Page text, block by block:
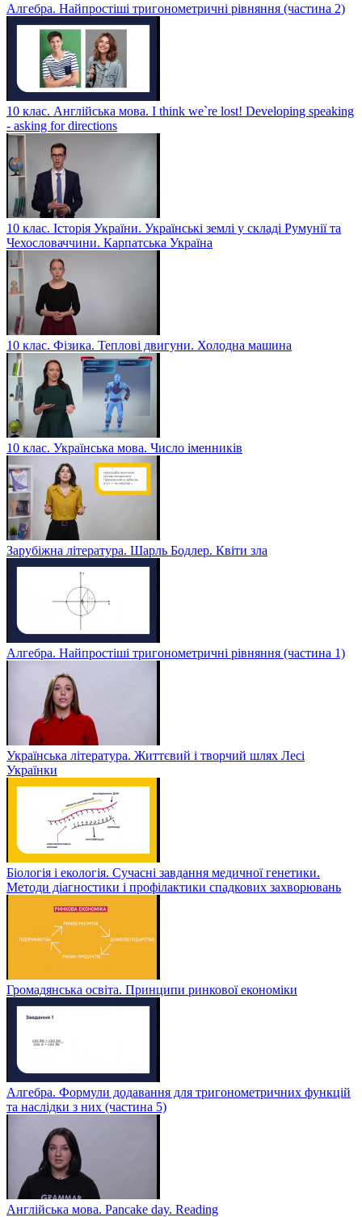
Алгебра. Найпростіші тригонометричні рівняння (частина 2)
10 клас. Англійська мова. I think we`re lost! Developing speaking
- asking for directions
10 клас. Історія України. Українські землі у складі Румунії та
Чехословаччини. Карпатська Україна
10 клас. Фізика. Теплові двигуни. Холодна машина
10 клас. Українська мова. Число іменників
Зарубіжна література. Шарль Бодлер. Квіти зла
Алгебра. Найпростіші тригонометричні рівняння (частина 1)
Українська література. Життєвий і творчий шлях Лесі
Українки
Біологія і екологія. Сучасні завдання медичної генетики.
Методи діагностики і профілактики спадкових захворювань
Громадянська освіта. Принципи ринкової економіки
Алгебра. Формули додавання для тригонометричних функцій
та наслідки з них (частина 5)
Англійська мова. Pancake day. Reading